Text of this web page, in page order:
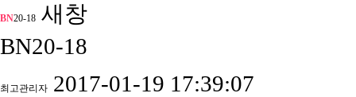
BN20-18 새창
BN20-18
최고관리자 2017-01-19 17:39:07